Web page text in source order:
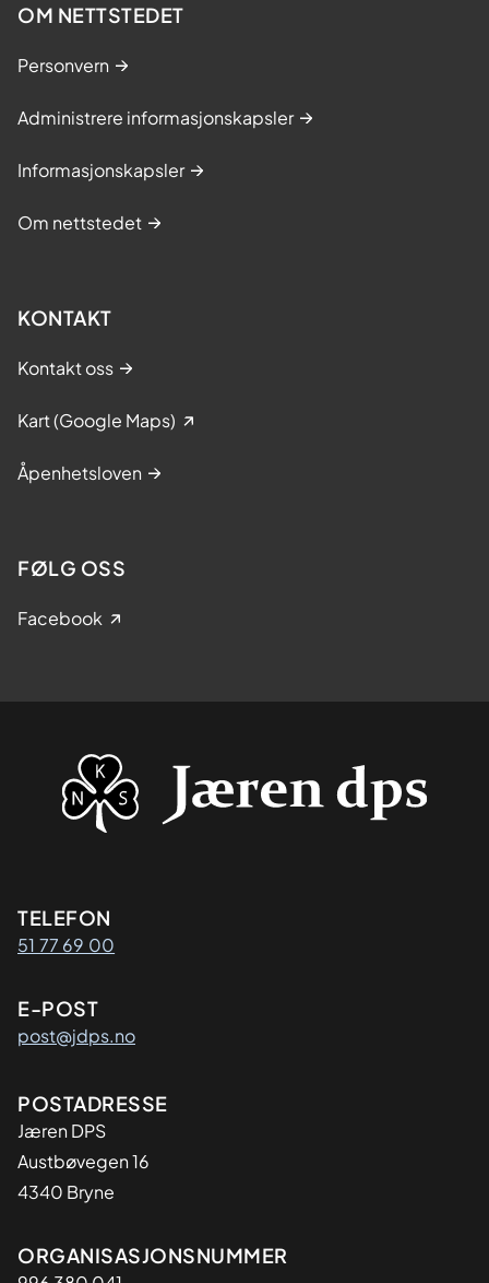
OM NETTSTEDET
Personvern
Administrere informasjonskapsler
Informasjonskapsler
Om nettstedet
KONTAKT
Kontakt oss
Kart (Google Maps)
Åpenhetsloven
FØLG OSS
Facebook
Kontaktinformasjon
TELEFON
51 77 69 00
E-POST
post@jdps.no
Adresse
POSTADRESSE
Jæren DPS
Austbøvegen 16
4340 Bryne
Organisasjon
ORGANISASJONSNUMMER